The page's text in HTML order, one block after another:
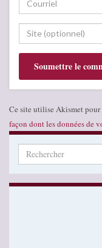
Ce site utilise Akismet pour
façon dont les données de
Search for: